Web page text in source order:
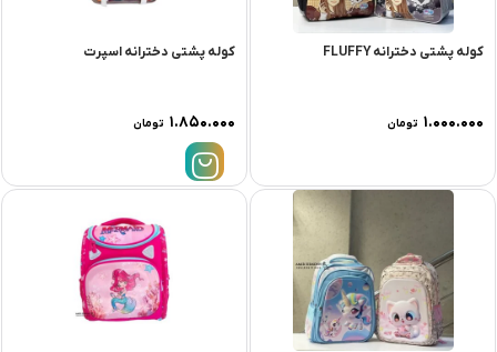
کوله پشتی دخترانه FLUFFY
۱.۰۰۰.۰۰۰ تومان
کوله پشتی دخترانه اسپرت
۱.۸۵۰.۰۰۰ تومان